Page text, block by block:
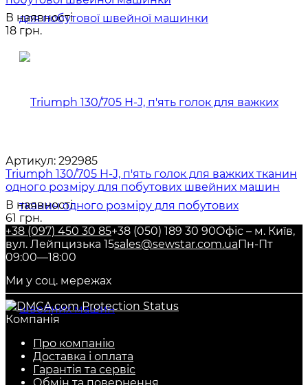
В наявності
18 грн.
Артикул: 292985
Triumph 130/705 H-J, п'ять голок для важких тканин
одного розміру для побутових швейних машин
В наявності
61 грн.
+38 (097) 450 30 85+38 (050) 189 30 90Офіс – м. Київ,
вул. Лейпцизька 15sales@sewstar.com.uaПн-Пт
09:00—18:00
Ми у соц. мережах
Компанія
Про компанію
Доставка і оплата
Гарантія та сервіс
Обмін та повернення